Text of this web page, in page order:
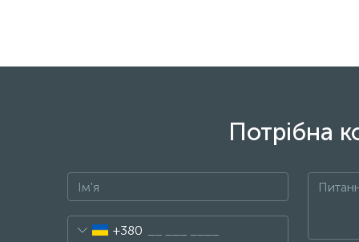
Потрібна
+380